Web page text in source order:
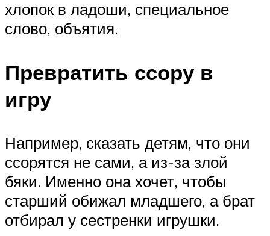
хлопок в ладоши, специальное
слово, объятия.
Превратить ссору в
игру
Например, сказать детям, что они
ссорятся не сами, а из-за злой
бяки. Именно она хочет, чтобы
старший обижал младшего, а брат
отбирал у сестренки игрушки.